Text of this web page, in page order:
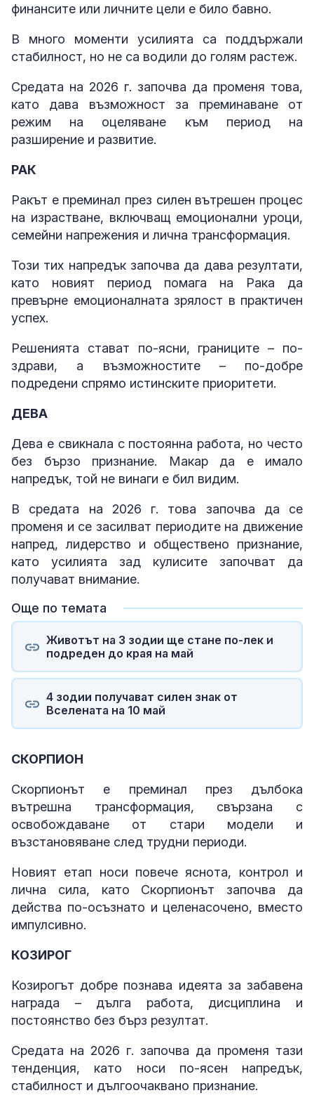
финансите или личните цели е било бавно.
В много моменти усилията са поддържали
стабилност, но не са водили до голям растеж.
Средата на 2026 г. започва да променя това,
като дава възможност за преминаване от
режим на оцеляване към период на
разширение и развитие.
РАК
Ракът е преминал през силен вътрешен процес
на израстване, включващ емоционални уроци,
семейни напрежения и лична трансформация.
Този тих напредък започва да дава резултати,
като новият период помага на Рака да
превърне емоционалната зрялост в практичен
успех.
Решенията стават по-ясни, границите – по-
здрави, а възможностите – по-добре
подредени спрямо истинските приоритети.
ДЕВА
Дева е свикнала с постоянна работа, но често
без бързо признание. Макар да е имало
напредък, той не винаги е бил видим.
В средата на 2026 г. това започва да се
променя и се засилват периодите на движение
напред, лидерство и обществено признание,
като усилията зад кулисите започват да
получават внимание.
Още по темата
Животът на 3 зодии ще стане по-лек и
подреден до края на май
4 зодии получават силен знак от
Вселената на 10 май
СКОРПИОН
Скорпионът е преминал през дълбока
вътрешна трансформация, свързана с
освобождаване от стари модели и
възстановяване след трудни периоди.
Новият етап носи повече яснота, контрол и
лична сила, като Скорпионът започва да
действа по-осъзнато и целенасочено, вместо
импулсивно.
КОЗИРОГ
Козирогът добре познава идеята за забавена
награда – дълга работа, дисциплина и
постоянство без бърз резултат.
Средата на 2026 г. започва да променя тази
тенденция, като носи по-ясен напредък,
стабилност и дългоочаквано признание.